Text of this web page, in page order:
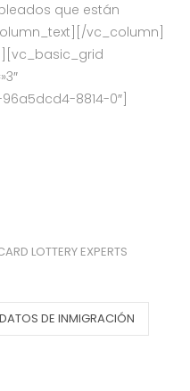
que están
vc_column]
8814-0″]
LOTTERY EXPERTS
DE INMIGRACIÓN